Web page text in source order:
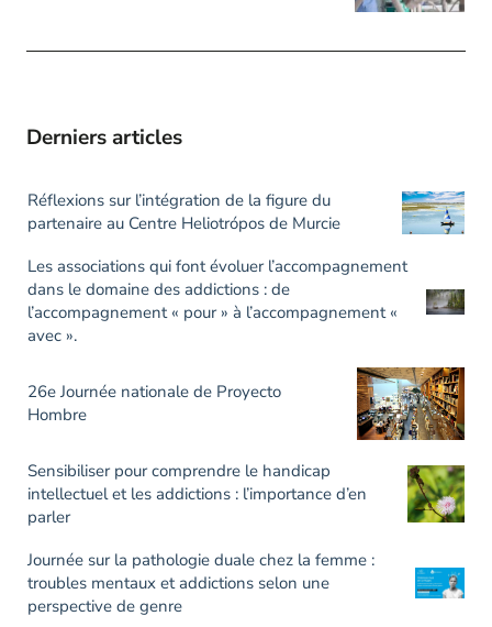
Derniers articles
Réflexions sur l’intégration de la figure du
partenaire au Centre Heliotrópos de Murcie
Les associations qui font évoluer l’accompagnement
dans le domaine des addictions : de
l’accompagnement « pour » à l’accompagnement «
avec ».
26e Journée nationale de Proyecto
Hombre
Sensibiliser pour comprendre le handicap
intellectuel et les addictions : l’importance d’en
parler
Journée sur la pathologie duale chez la femme :
troubles mentaux et addictions selon une
perspective de genre